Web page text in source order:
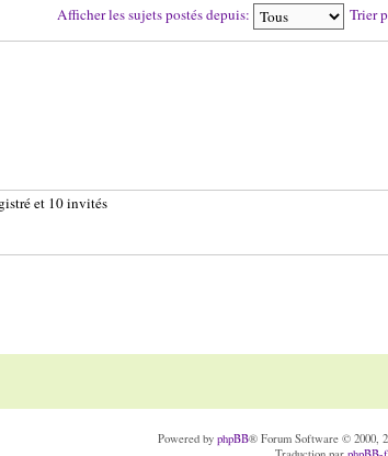
Afficher les sujets postés depuis: Trier
et 10 invités
Powered by phpBB® Forum Software © 2000,